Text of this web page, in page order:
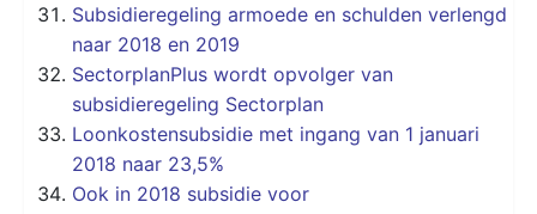
Subsidieregeling armoede en schulden verlengd
naar 2018 en 2019
SectorplanPlus wordt opvolger van
subsidieregeling Sectorplan
Loonkostensubsidie met ingang van 1 januari
2018 naar 23,5%
Ook in 2018 subsidie voor